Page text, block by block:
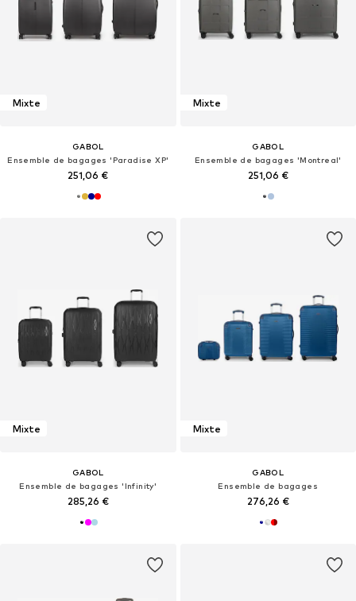
Mixte
GABOL
Ensemble de bagages 'Paradise XP'
251,06 €
Mixte
GABOL
Ensemble de bagages 'Montreal'
251,06 €
Mixte
GABOL
Ensemble de bagages 'Infinity'
285,26 €
Mixte
GABOL
Ensemble de bagages
276,26 €